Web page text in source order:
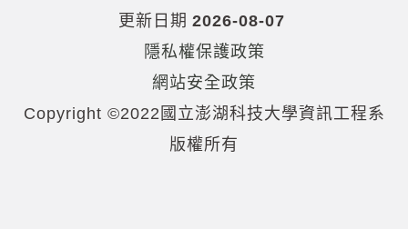
更新日期 2026-08-07
隱私權保護政策
網站安全政策
Copyright ©2022國立澎湖科技大學資訊工程系
版權所有